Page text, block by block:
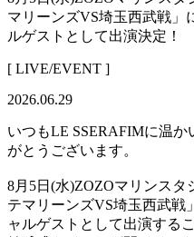
マリーンズVS埼玉西武戦」
ルゲストとして出演決定！
[ LIVE/EVENT ]
2026.06.29
いつもLE SSERAFIMに温
がとうございます。
8月5日(水)ZOZOマリンスタ
テマリーンズVS埼玉西武戦
ャルゲストとして出演する